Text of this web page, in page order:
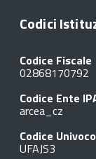
Codici
Codice Fiscale
02868170792
Codice Ente
arcea_cz
Codice
UFAJS3